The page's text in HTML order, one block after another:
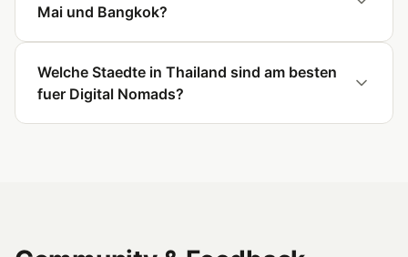
Mai und Bangkok?
Welche Staedte in Thailand sind am besten
fuer Digital Nomads?